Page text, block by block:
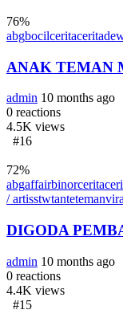
76%
abgbocilcerita
ANAK TEMAN
admin 10 months ago
0 reactions
4.5K views
#16
72%
abgaffairbinorcerita
/ artisstwtanteteman
DIGODA
admin 10 months ago
0 reactions
4.4K views
#15